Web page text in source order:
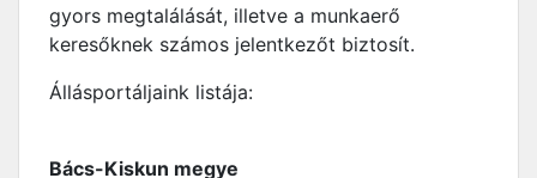
gyors megtalálását, illetve a munkaerő
keresőknek számos jelentkezőt biztosít.
Állásportáljaink listája:
Bács-Kiskun megye